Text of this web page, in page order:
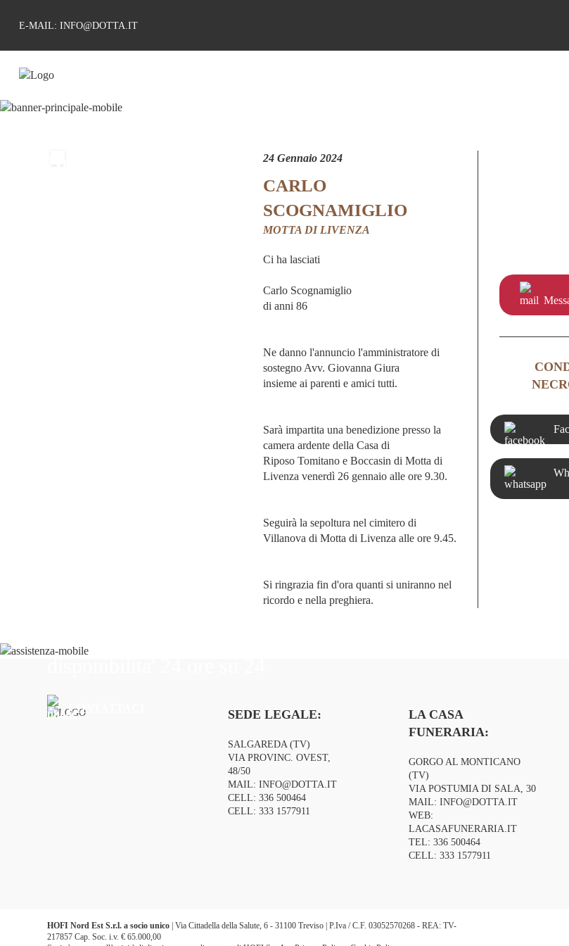
E-MAIL: INFO@DOTTA.IT
24 Gennaio 2024
CARLO
SCOGNAMIGLIO
MOTTA DI LIVENZA
Ci ha lasciati
Carlo Scognamiglio
di anni 86
Ne danno l'annuncio l'amministratore di
sostegno Avv. Giovanna Giura
insieme ai parenti e amici tutti.
Sarà impartita una benedizione presso la
camera ardente della Casa di
Riposo Tomitano e Boccasin di Motta di
Livenza venerdì 26 gennaio alle ore 9.30.
Seguirà la sepoltura nel cimitero di
Villanova di Motta di Livenza alle ore 9.45.
Si ringrazia fin d'ora quanti si uniranno nel
ricordo e nella preghiera.
CONTATTACI SEDE LEGALE:
SALGAREDA (TV)
VIA PROVINC. OVEST,
48/50
MAIL:INFO@DOTTA.IT
CELL:336 500464
CELL:333 1577911
LA CASA
FUNERARIA:
GORGO AL MONTICANO
(TV)
VIA POSTUMIA DI SALA, 30
MAIL:INFO@DOTTA.IT
WEB:
LACASAFUNERARIA.IT
TEL:336 500464
CELL:333 1577911
HOFI Nord Est S.r.l. a socio unico | Via Cittadella della Salute, 6 - 31100 Treviso | P.Iva / C.F. 03052570268 - REA: TV-
217857 Cap. Soc. i.v. € 65.000,00